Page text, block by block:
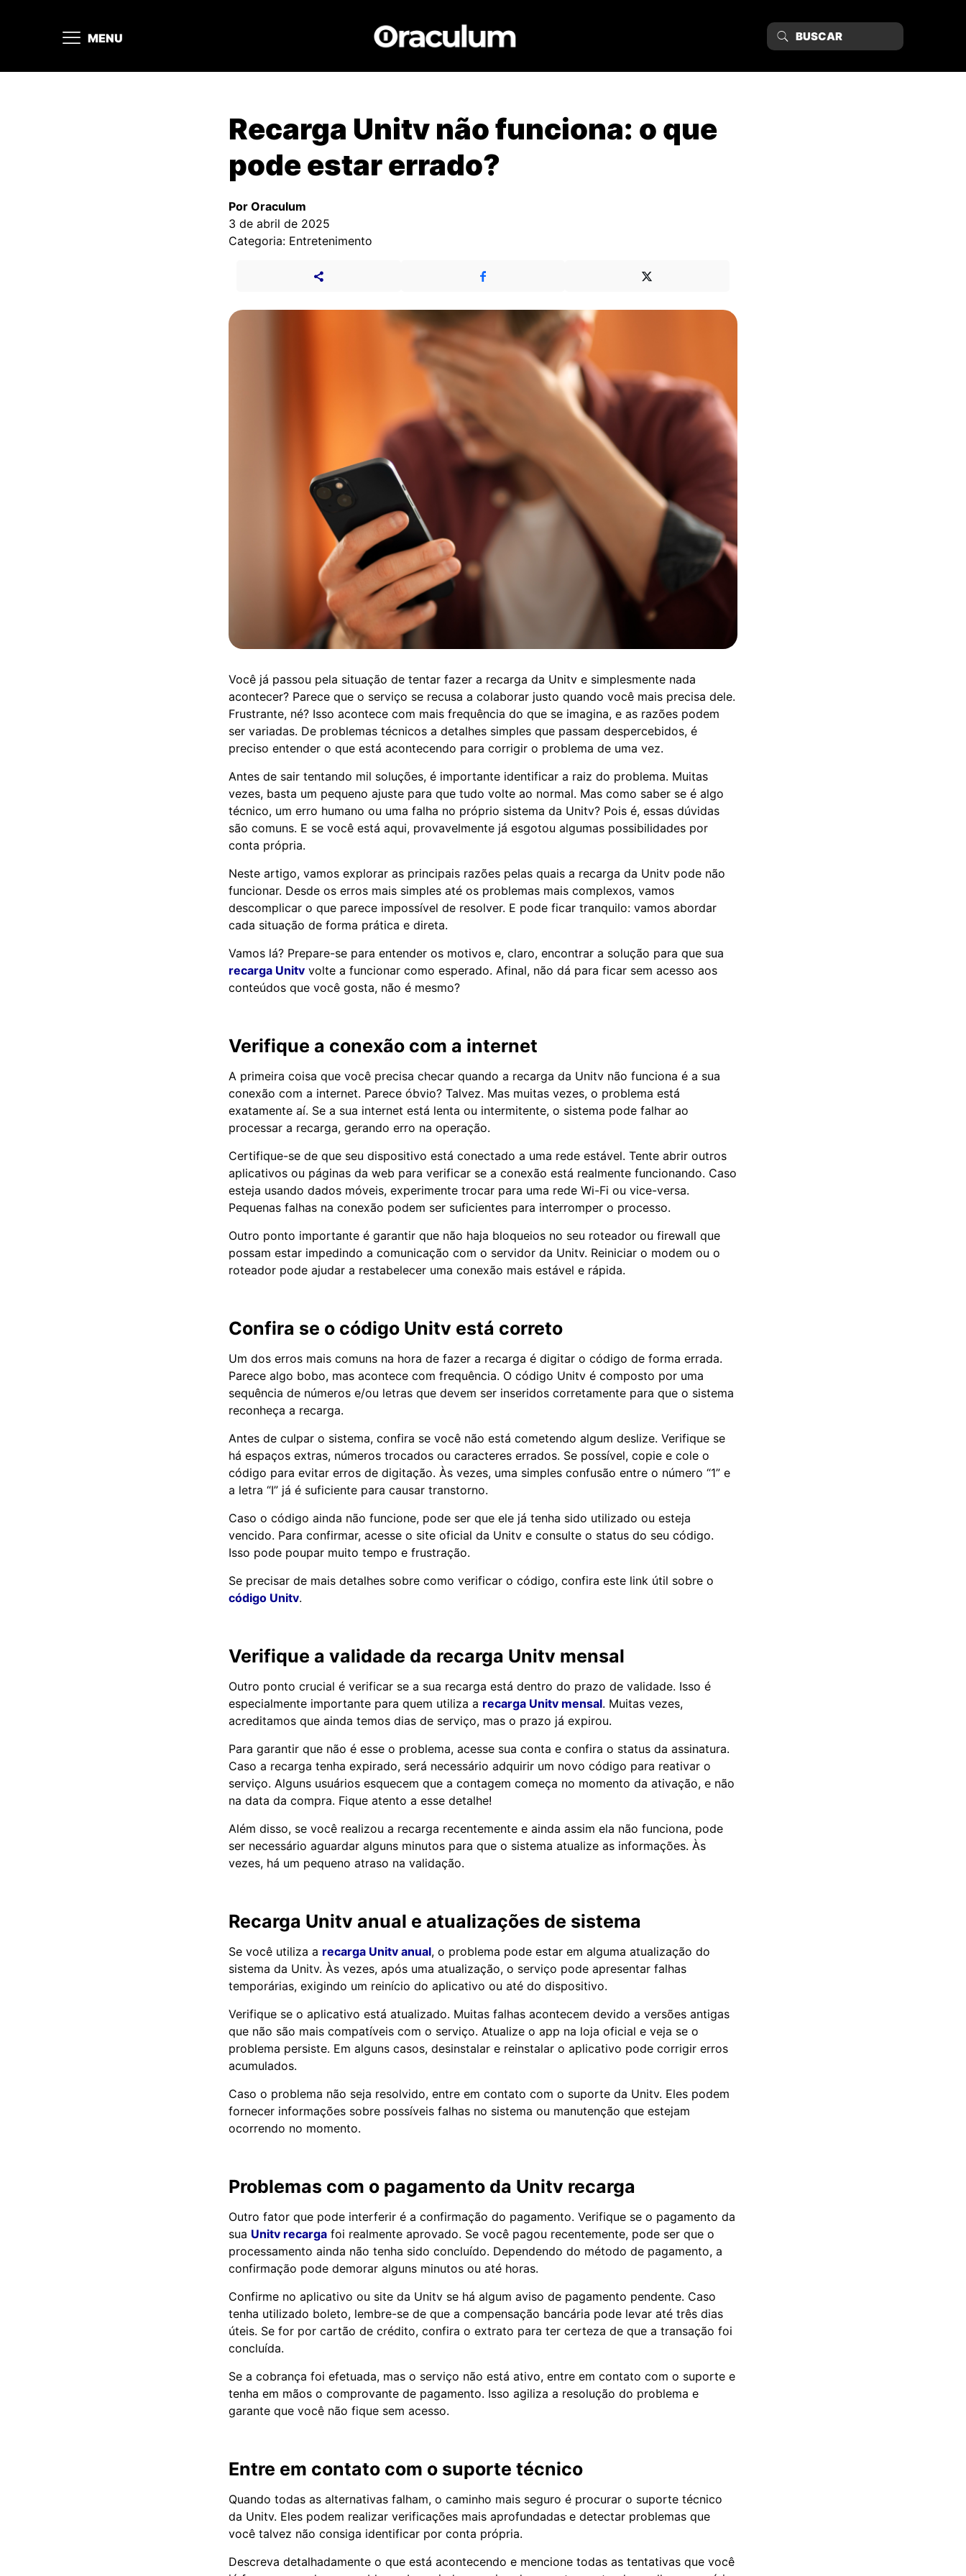
MENU
Recarga Unitv não funciona: o que
pode estar errado?
Por Oraculum
3 de abril de 2025
Categoria: Entretenimento
Você já passou pela situação de tentar fazer a recarga da Unitv e simplesmente nada
acontecer? Parece que o serviço se recusa a colaborar justo quando você mais precisa dele.
Frustrante, né? Isso acontece com mais frequência do que se imagina, e as razões podem
ser variadas. De problemas técnicos a detalhes simples que passam despercebidos, é
preciso entender o que está acontecendo para corrigir o problema de uma vez.
Antes de sair tentando mil soluções, é importante identificar a raiz do problema. Muitas
vezes, basta um pequeno ajuste para que tudo volte ao normal. Mas como saber se é algo
técnico, um erro humano ou uma falha no próprio sistema da Unitv? Pois é, essas dúvidas
são comuns. E se você está aqui, provavelmente já esgotou algumas possibilidades por
conta própria.
Neste artigo, vamos explorar as principais razões pelas quais a recarga da Unitv pode não
funcionar. Desde os erros mais simples até os problemas mais complexos, vamos
descomplicar o que parece impossível de resolver. E pode ficar tranquilo: vamos abordar
cada situação de forma prática e direta.
Vamos lá? Prepare-se para entender os motivos e, claro, encontrar a solução para que sua
recarga Unitv volte a funcionar como esperado. Afinal, não dá para ficar sem acesso aos
conteúdos que você gosta, não é mesmo?
Verifique a conexão com a internet
A primeira coisa que você precisa checar quando a recarga da Unitv não funciona é a sua
conexão com a internet. Parece óbvio? Talvez. Mas muitas vezes, o problema está
exatamente aí. Se a sua internet está lenta ou intermitente, o sistema pode falhar ao
processar a recarga, gerando erro na operação.
Certifique-se de que seu dispositivo está conectado a uma rede estável. Tente abrir outros
aplicativos ou páginas da web para verificar se a conexão está realmente funcionando. Caso
esteja usando dados móveis, experimente trocar para uma rede Wi-Fi ou vice-versa.
Pequenas falhas na conexão podem ser suficientes para interromper o processo.
Outro ponto importante é garantir que não haja bloqueios no seu roteador ou firewall que
possam estar impedindo a comunicação com o servidor da Unitv. Reiniciar o modem ou o
roteador pode ajudar a restabelecer uma conexão mais estável e rápida.
Confira se o código Unitv está correto
Um dos erros mais comuns na hora de fazer a recarga é digitar o código de forma errada.
Parece algo bobo, mas acontece com frequência. O código Unitv é composto por uma
sequência de números e/ou letras que devem ser inseridos corretamente para que o sistema
reconheça a recarga.
Antes de culpar o sistema, confira se você não está cometendo algum deslize. Verifique se
há espaços extras, números trocados ou caracteres errados. Se possível, copie e cole o
código para evitar erros de digitação. Às vezes, uma simples confusão entre o número “1” e
a letra “I” já é suficiente para causar transtorno.
Caso o código ainda não funcione, pode ser que ele já tenha sido utilizado ou esteja
vencido. Para confirmar, acesse o site oficial da Unitv e consulte o status do seu código.
Isso pode poupar muito tempo e frustração.
Se precisar de mais detalhes sobre como verificar o código, confira este link útil sobre o
código Unitv.
Verifique a validade da recarga Unitv mensal
Outro ponto crucial é verificar se a sua recarga está dentro do prazo de validade. Isso é
especialmente importante para quem utiliza a recarga Unitv mensal. Muitas vezes,
acreditamos que ainda temos dias de serviço, mas o prazo já expirou.
Para garantir que não é esse o problema, acesse sua conta e confira o status da assinatura.
Caso a recarga tenha expirado, será necessário adquirir um novo código para reativar o
serviço. Alguns usuários esquecem que a contagem começa no momento da ativação, e não
na data da compra. Fique atento a esse detalhe!
Além disso, se você realizou a recarga recentemente e ainda assim ela não funciona, pode
ser necessário aguardar alguns minutos para que o sistema atualize as informações. Às
vezes, há um pequeno atraso na validação.
Recarga Unitv anual e atualizações de sistema
Se você utiliza a recarga Unitv anual, o problema pode estar em alguma atualização do
sistema da Unitv. Às vezes, após uma atualização, o serviço pode apresentar falhas
temporárias, exigindo um reinício do aplicativo ou até do dispositivo.
Verifique se o aplicativo está atualizado. Muitas falhas acontecem devido a versões antigas
que não são mais compatíveis com o serviço. Atualize o app na loja oficial e veja se o
problema persiste. Em alguns casos, desinstalar e reinstalar o aplicativo pode corrigir erros
acumulados.
Caso o problema não seja resolvido, entre em contato com o suporte da Unitv. Eles podem
fornecer informações sobre possíveis falhas no sistema ou manutenção que estejam
ocorrendo no momento.
Problemas com o pagamento da Unitv recarga
Outro fator que pode interferir é a confirmação do pagamento. Verifique se o pagamento da
sua Unitv recarga foi realmente aprovado. Se você pagou recentemente, pode ser que o
processamento ainda não tenha sido concluído. Dependendo do método de pagamento, a
confirmação pode demorar alguns minutos ou até horas.
Confirme no aplicativo ou site da Unitv se há algum aviso de pagamento pendente. Caso
tenha utilizado boleto, lembre-se de que a compensação bancária pode levar até três dias
úteis. Se for por cartão de crédito, confira o extrato para ter certeza de que a transação foi
concluída.
Se a cobrança foi efetuada, mas o serviço não está ativo, entre em contato com o suporte e
tenha em mãos o comprovante de pagamento. Isso agiliza a resolução do problema e
garante que você não fique sem acesso.
Entre em contato com o suporte técnico
Quando todas as alternativas falham, o caminho mais seguro é procurar o suporte técnico
da Unitv. Eles podem realizar verificações mais aprofundadas e detectar problemas que
você talvez não consiga identificar por conta própria.
Descreva detalhadamente o que está acontecendo e mencione todas as tentativas que você